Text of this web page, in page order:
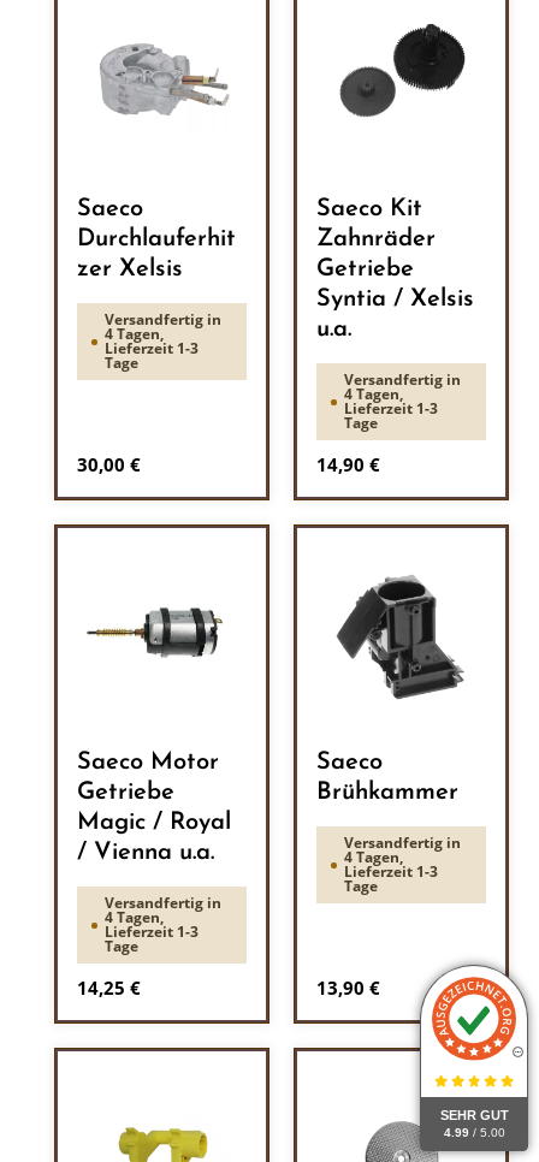
SEHR GUT
4.99 / 5.00
Saeco
Durchlauferhit
zer Xelsis
Versandfertig in
4 Tagen,
Lieferzeit 1-3
Tage
Regulärer Preis:
30,00 €
Saeco Kit
Zahnräder
Getriebe
Syntia / Xelsis
u.a.
Versandfertig in
4 Tagen,
Lieferzeit 1-3
Tage
Regulärer Preis:
14,90 €
Saeco Motor
Getriebe
Magic / Royal
/ Vienna u.a.
Versandfertig in
4 Tagen,
Lieferzeit 1-3
Tage
Regulärer Preis:
14,25 €
Saeco
Brühkammer
Versandfertig in
4 Tagen,
Lieferzeit 1-3
Tage
Regulärer Preis:
13,90 €